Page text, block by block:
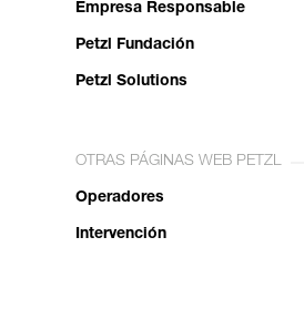
Empresa Responsable
Petzl Fundación
Petzl Solutions
OTRAS PÁGINAS WEB PETZL
Operadores
Intervención